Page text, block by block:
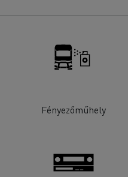
Fényezőműhely